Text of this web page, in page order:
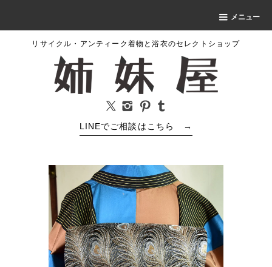
メニュー
リサイクル・アンティーク着物と浴衣のセレクトショップ
LINEでご相談はこちら →